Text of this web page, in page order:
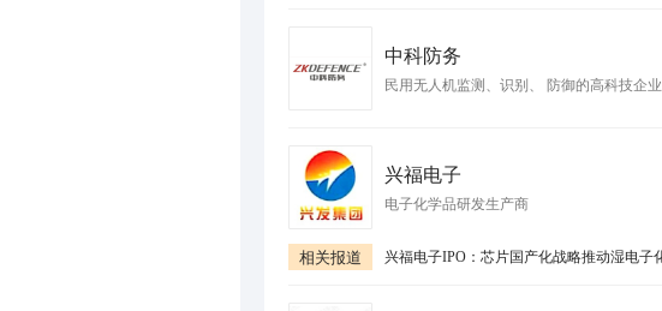
中科防务
民用无人机监测、识别、 防御的高科技企业
兴福电子
电子化学品研发生产商
相关报道